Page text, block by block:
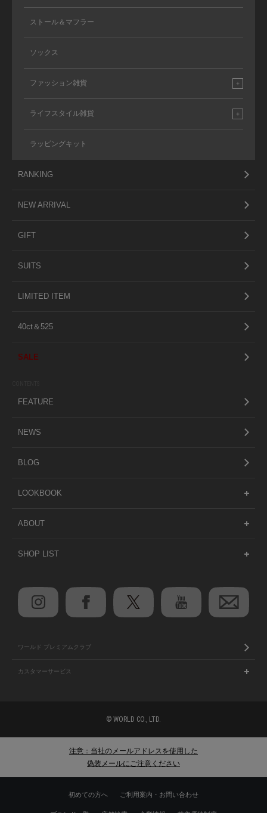
ストール＆マフラー
ソックス
ファッション雑貨
ライフスタイル雑貨
ラッピングキット
RANKING
NEW ARRIVAL
GIFT
SUITS
LIMITED ITEM
40ct＆525
SALE
FEATURE
NEWS
BLOG
LOOKBOOK
ABOUT
SHOP LIST
ワールド プレミアムクラブ
カスタマーサービス
© WORLD CO., LTD.
注意：当社のメールアドレスを使用した
偽装メールにご注意ください
初めての方へ ご利用案内・お問い合わせ